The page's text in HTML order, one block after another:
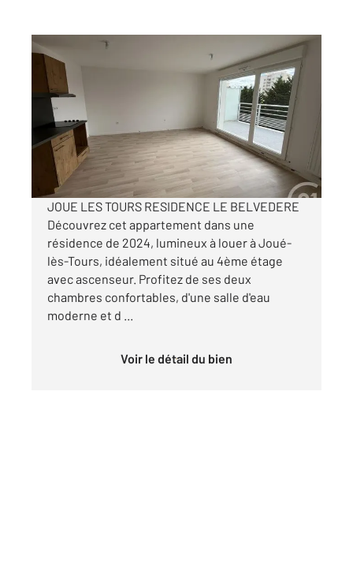
JOUE LES TOURS 37
62,16 m
Ref : 19532
Appartement F3 à louer
810 €
par mois charges comprises
JOUE LES TOURS RESIDENCE LE BELVEDERE
Découvrez cet appartement dans une
résidence de 2024, lumineux à louer à Joué-
lès-Tours, idéalement situé au 4ème étage
avec ascenseur. Profitez de ses deux
chambres confortables, d'une salle d'eau
moderne et d ...
Voir le détail du bien